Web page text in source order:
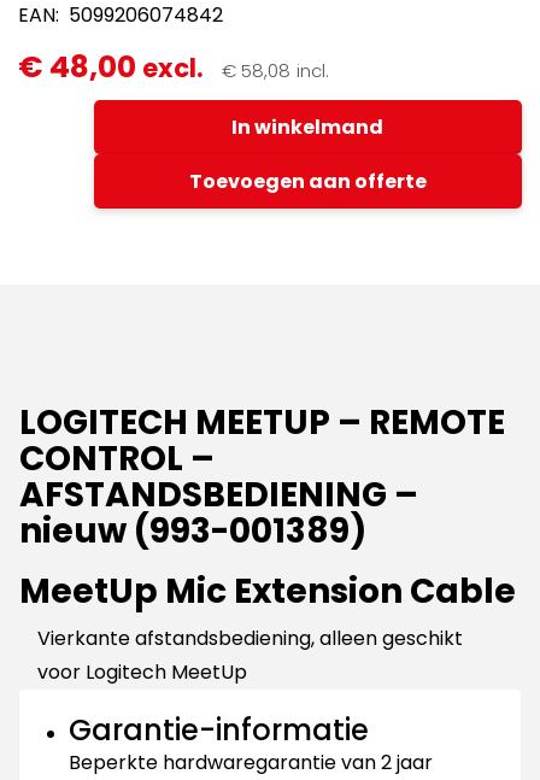
EAN: 5099206074842
€ 48,00 excl. €58,08 incl.
-
REMOTE
-
In winkelmand
Toevoegen aan offerte
LOGITECH MEETUP – REMOTE
CONTROL –
AFSTANDSBEDIENING –
nieuw (993-001389)
MeetUp Mic Extension Cable
Vierkante afstandsbediening, alleen geschikt
voor Logitech MeetUp
Garantie-informatie
Beperkte hardwaregarantie van 2 jaar